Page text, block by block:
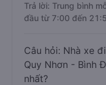
Trả lời: Trung bình
đầu từ 7:00 đến
Câu hỏi: Nhà xe
Quy Nhơn - Bình
nhất?